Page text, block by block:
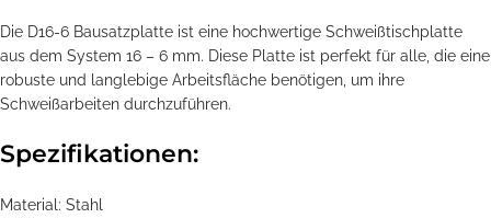
Die D16-6 Bausatzplatte ist eine hochwertige Schweißtischplatte
aus dem System 16 – 6 mm. Diese Platte ist perfekt für alle, die eine
robuste und langlebige Arbeitsfläche benötigen, um ihre
Schweißarbeiten durchzuführen.
Spezifikationen:
Material: Stahl